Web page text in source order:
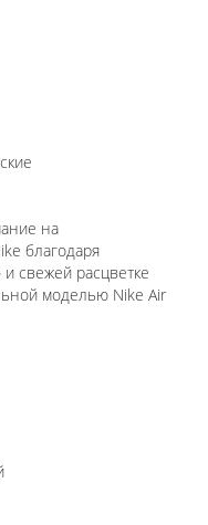
на
благодаря
свежей расцветке
моделью Nike Air